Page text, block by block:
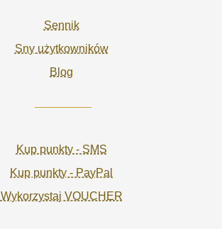
Sennik
Sny użytkowników
Blog
Kup punkty - SMS
Kup punkty - PayPal
Wykorzystaj VOUCHER